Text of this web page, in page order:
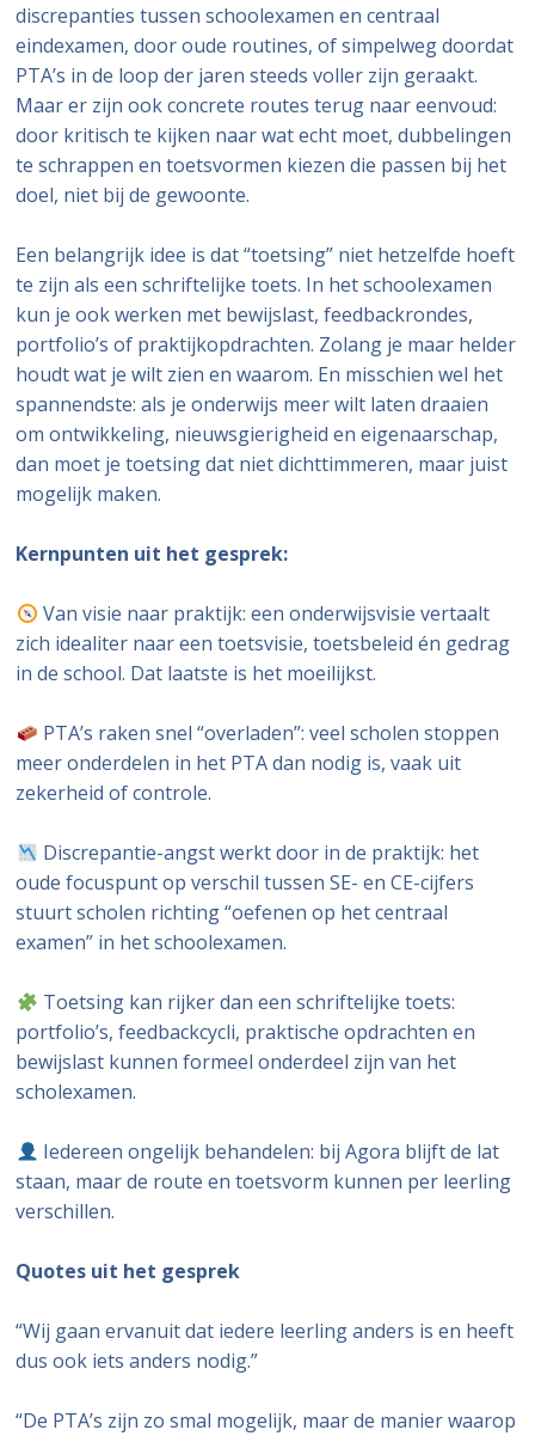
discrepanties tussen schoolexamen en centraal
eindexamen, door oude routines, of simpelweg doordat
PTA’s in de loop der jaren steeds voller zijn geraakt.
Maar er zijn ook concrete routes terug naar eenvoud:
door kritisch te kijken naar wat echt moet, dubbelingen
te schrappen en toetsvormen kiezen die passen bij het
doel, niet bij de gewoonte.
Een belangrijk idee is dat “toetsing” niet hetzelfde hoeft
te zijn als een schriftelijke toets. In het schoolexamen
kun je ook werken met bewijslast, feedbackrondes,
portfolio’s of praktijkopdrachten. Zolang je maar helder
houdt wat je wilt zien en waarom. En misschien wel het
spannendste: als je onderwijs meer wilt laten draaien
om ontwikkeling, nieuwsgierigheid en eigenaarschap,
dan moet je toetsing dat niet dichttimmeren, maar juist
mogelijk maken.
Kernpunten uit het gesprek:
Van visie naar praktijk: een onderwijsvisie vertaalt
zich idealiter naar een toetsvisie, toetsbeleid én gedrag
in de school. Dat laatste is het moeilijkst.
PTA’s raken snel “overladen”: veel scholen stoppen
meer onderdelen in het PTA dan nodig is, vaak uit
zekerheid of controle.
Discrepantie-angst werkt door in de praktijk: het
oude focuspunt op verschil tussen SE- en CE-cijfers
stuurt scholen richting “oefenen op het centraal
examen” in het schoolexamen.
Toetsing kan rijker dan een schriftelijke toets:
portfolio’s, feedbackcycli, praktische opdrachten en
bewijslast kunnen formeel onderdeel zijn van het
scholexamen.
Iedereen ongelijk behandelen: bij Agora blijft de lat
staan, maar de route en toetsvorm kunnen per leerling
verschillen.
Quotes uit het gesprek
“Wij gaan ervanuit dat iedere leerling anders is en heeft
dus ook iets anders nodig.”
“De PTA’s zijn zo smal mogelijk, maar de manier waarop